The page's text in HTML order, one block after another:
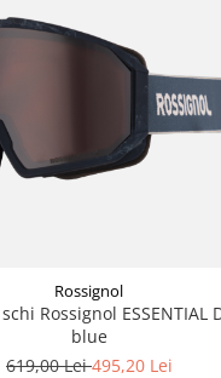
Rossignol
Rossignol ESSENTIAL
blue
619,00 Lei495,20 Lei